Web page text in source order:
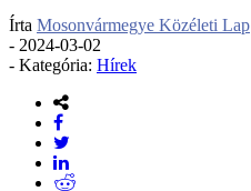
Írta Mosonvármegye Közéleti Lap
- 2024-03-02
- Kategória: Hírek